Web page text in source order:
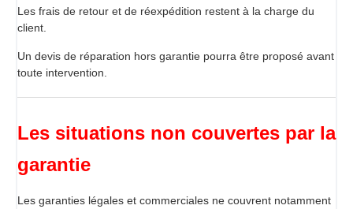
Les frais de retour et de réexpédition restent à la charge du
client.
Un devis de réparation hors garantie pourra être proposé avant
toute intervention.
Les situations non couvertes par la
garantie
Les garanties légales et commerciales ne couvrent notamment